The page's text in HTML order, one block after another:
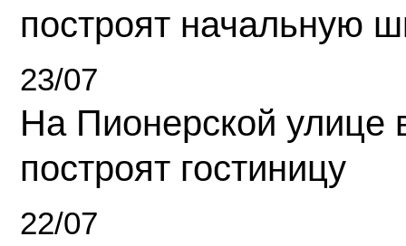
построят начальную
23/07
На Пионерской улице
построят гостиницу
22/07